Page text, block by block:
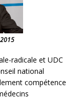
radicale et UDC
national
compétence